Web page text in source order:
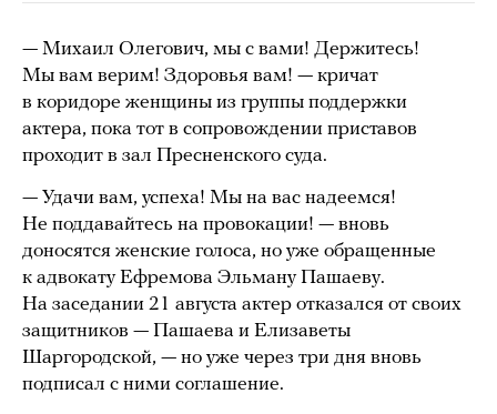
— Михаил Олегович, мы с вами! Держитесь!
Мы вам верим! Здоровья вам! — кричат
в коридоре женщины из группы поддержки
актера, пока тот в сопровождении приставов
проходит в зал Пресненского суда.
— Удачи вам, успеха! Мы на вас надеемся!
Не поддавайтесь на провокации! — вновь
доносятся женские голоса, но уже обращенные
к адвокату Ефремова Эльману Пашаеву.
На заседании 21 августа актер отказался от своих
защитников — Пашаева и Елизаветы
Шаргородской, — но уже через три дня вновь
подписал с ними соглашение.